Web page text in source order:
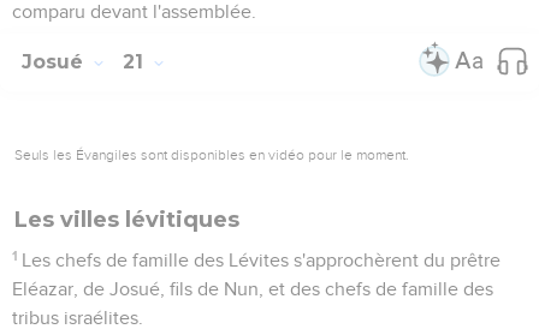
comparu devant l'assemblée.
Josué 21
Seuls les Évangiles sont disponibles en vidéo pour le moment.
Les villes lévitiques
1 Les chefs de famille des Lévites s'approchèrent du prêtre
Eléazar, de Josué, fils de Nun, et des chefs de famille des
tribus israélites.